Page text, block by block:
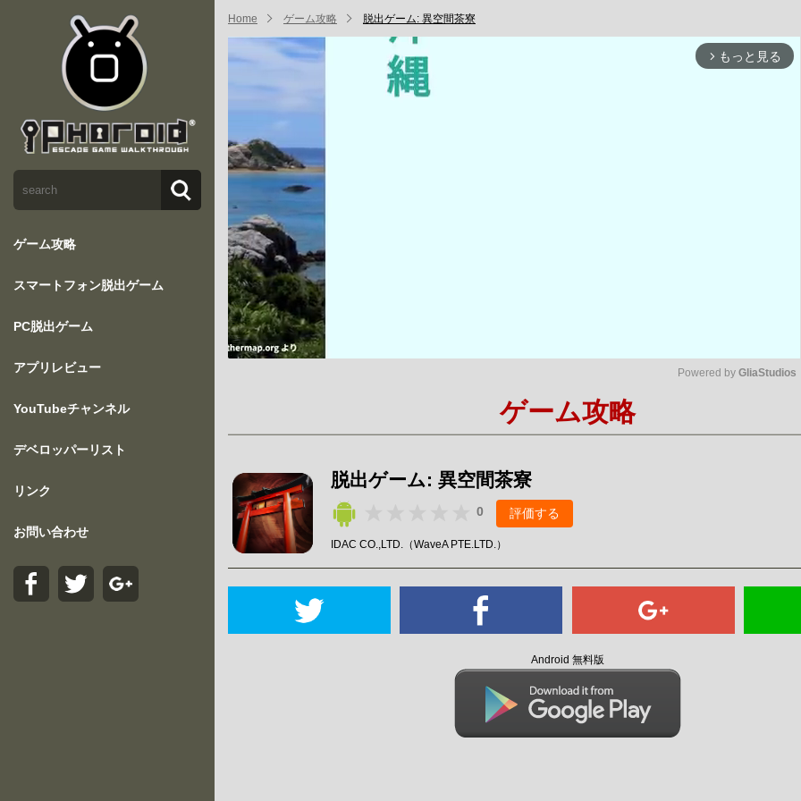
ゲーム攻略
スマートフォン脱出ゲーム
PC脱出ゲーム
アプリレビュー
YouTubeチャンネル
デベロッパーリスト
リンク
お問い合わせ
Home ゲーム攻略 脱出ゲーム: 異空間茶寮
arrow_forward_ios もっと見る
Powered by GliaStudios
ゲーム攻略
脱出ゲーム: 異空間茶寮
0 評価する
IDAC CO.,LTD.（WaveA PTE.LTD.）
Android 無料版